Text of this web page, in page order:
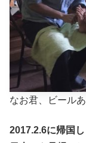
なお君、ビール
2017.2.6に帰国し